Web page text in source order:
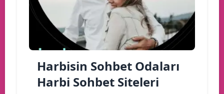
Harbisin Sohbet Odaları
Harbi Sohbet Siteleri